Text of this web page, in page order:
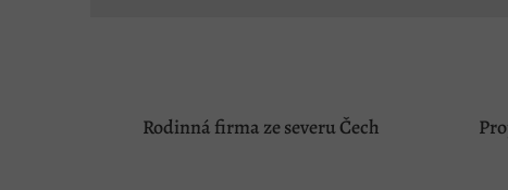
Rodinná firma ze severu Čech